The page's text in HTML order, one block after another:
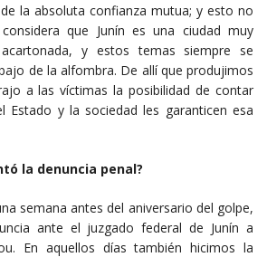
la absoluta confianza mutua; y esto no
que Junín es una ciudad muy
y estos temas siempre se
de la alfombra. De allí que produjimos
a las víctimas la posibilidad de contar
Estado y la sociedad les garanticen esa
la denuncia penal?
semana antes del aniversario del golpe,
ante el juzgado federal de Junín a
En aquellos días también hicimos la